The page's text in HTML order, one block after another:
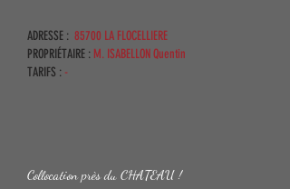
ADRESSE : 85700 LA FLOCELLIERE
PROPRIÉTAIRE : M. ISABELLON Quentin
TARIFS : -
Collocation près du CHATEAU !